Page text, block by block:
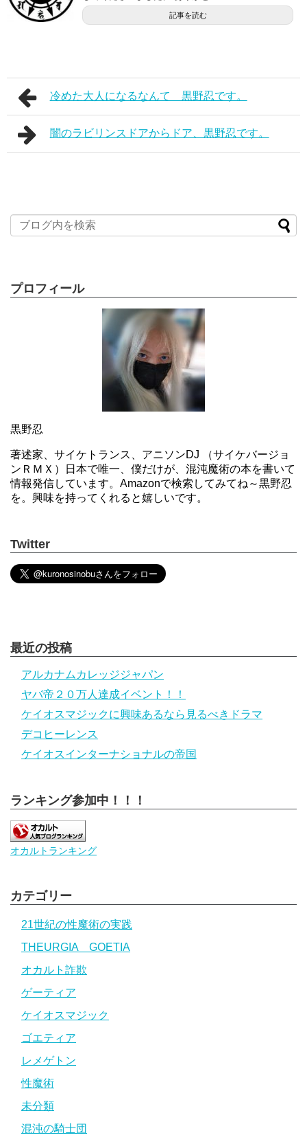
記事を読む
冷めた大人になるなんて 黒野忍です。
闇のラビリンスドアからドア、黒野忍です。
プロフィール
黒野忍
著述家、サイケトランス、アニソンDJ （サイケバージョ
ンＲＭＸ）日本で唯一、僕だけが、混沌魔術の本を書いて
情報発信しています。Amazonで検索してみてね～黒野忍
を。興味を持ってくれると嬉しいです。
Twitter
最近の投稿
アルカナムカレッジジャパン
ヤバ帝２０万人達成イベント！！
ケイオスマジックに興味あるなら見るべきドラマ
デコヒーレンス
ケイオスインターナショナルの帝国
ランキング参加中！！！
オカルトランキング
カテゴリー
21世紀の性魔術の実践
THEURGIA GOETIA
オカルト詐欺
ゲーティア
ケイオスマジック
ゴエティア
レメゲトン
性魔術
未分類
混沌の騎士団